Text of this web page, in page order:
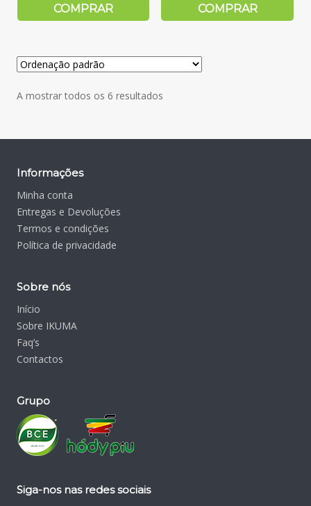
COMPRAR COMPRAR
A mostrar todos os 6 resultados
Informações
Minha conta
Entregas e Devoluções
Termos e condições
Política de privacidade
Sobre nós
Início
Sobre IKUMA
Faq’s
Contactos
Grupo
Siga-nos nas redes sociais